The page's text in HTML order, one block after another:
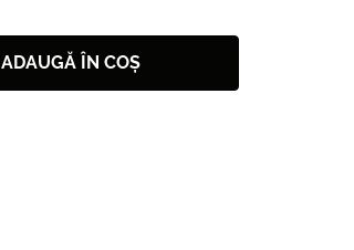
ADAUGĂ ÎN COȘ